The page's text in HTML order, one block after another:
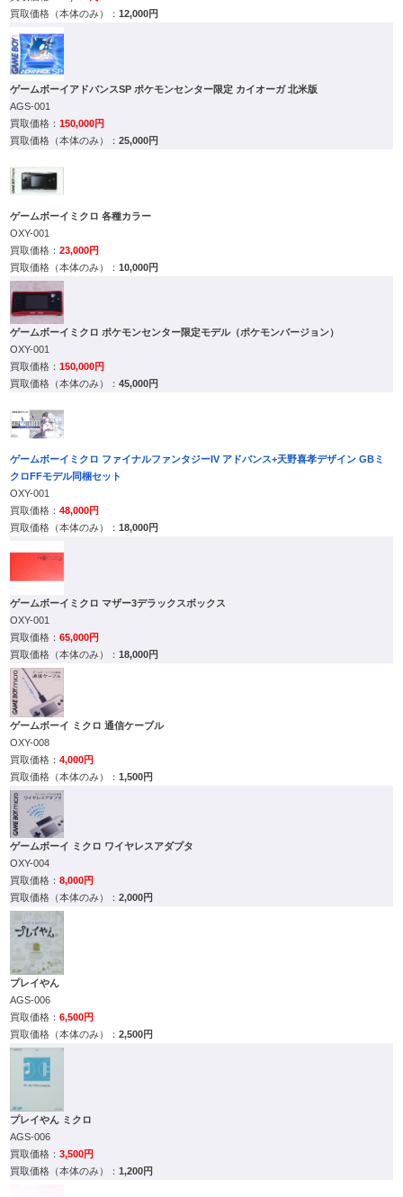
12,000円
ゲームボーイアドバンスSP ポケモンセンター限定 カイオーガ 北米版
AGS-001
150,000円
25,000円
ゲームボーイミクロ 各種カラー
OXY-001
23,000円
10,000円
ゲームボーイミクロ ポケモンセンター限定モデル（ポケモンバージョン）
OXY-001
150,000円
45,000円
ゲームボーイミクロ ファイナルファンタジーIV アドバンス+天野喜孝デザイン GBミ
クロFFモデル同梱セット
OXY-001
48,000円
18,000円
ゲームボーイミクロ マザー3デラックスボックス
OXY-001
65,000円
18,000円
ゲームボーイ ミクロ 通信ケーブル
OXY-008
4,000円
1,500円
ゲームボーイ ミクロ ワイヤレスアダプタ
OXY-004
8,000円
2,000円
プレイやん
AGS-006
6,500円
2,500円
プレイやん ミクロ
AGS-006
3,500円
1,200円